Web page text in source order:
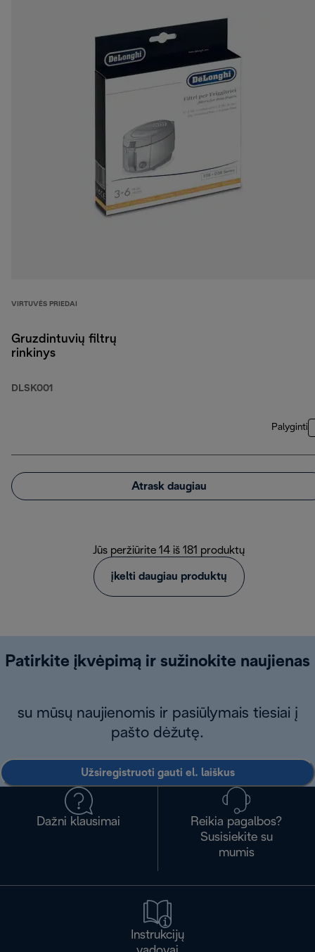
VIRTUVĖS PRIEDAI
Gruzdintuvių filtrų
rinkinys
DLSK001
Palyginti
Atrask daugiau
Jūs peržiūrite 14 iš 181 produktų
įkelti daugiau produktų
Patirkite įkvėpimą ir sužinokite naujienas
su mūsų naujienomis ir pasiūlymais tiesiai į
pašto dėžutę.
Užsiregistruoti gauti el. laiškus
Dažni klausimai
Reikia pagalbos?
Susisiekite su
mumis
Instrukcijų